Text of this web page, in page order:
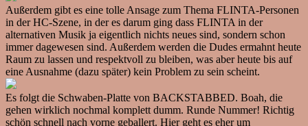
Außerdem gibt es eine tolle Ansage zum Thema FLINTA-Personen
in der HC-Szene, in der es darum ging dass FLINTA in der
alternativen Musik ja eigentlich nichts neues sind, sondern schon
immer dagewesen sind. Außerdem werden die Dudes ermahnt heute
Raum zu lassen und respektvoll zu bleiben, was aber heute bis auf
eine Ausnahme (dazu später) kein Problem zu sein scheint.
Es folgt die Schwaben-Platte von BACKSTABBED. Boah, die
gehen wirklich nochmal komplett dumm. Runde Nummer! Richtig
schön schnell nach vorne geballert. Hier geht es eher um